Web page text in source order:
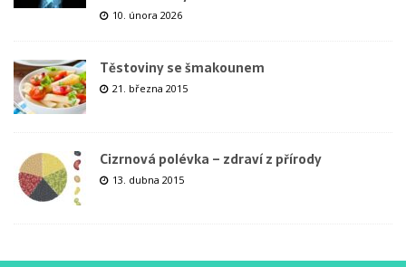
10. února 2026
Těstoviny se šmakounem
21. března 2015
Cizrnová polévka – zdraví z přírody
13. dubna 2015